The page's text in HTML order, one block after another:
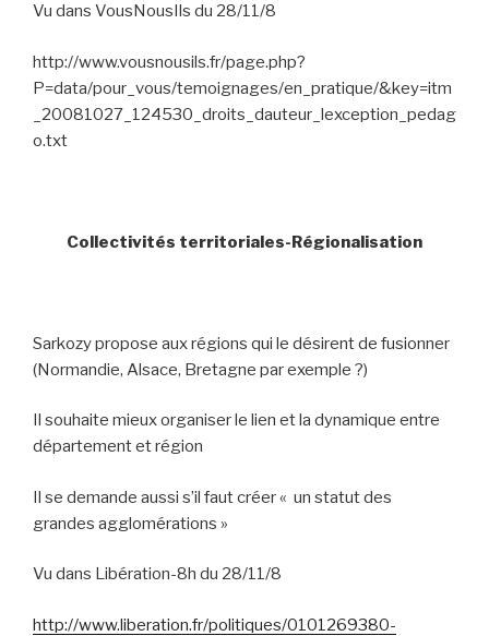
Vu dans VousNousIls du 28/11/8
http://www.vousnousils.fr/page.php?
P=data/pour_vous/temoignages/en_pratique/&key=itm
_20081027_124530_droits_dauteur_lexception_pedag
o.txt
Collectivités territoriales-Régionalisation
Sarkozy propose aux régions qui le désirent de fusionner
(Normandie, Alsace, Bretagne par exemple ?)
Il souhaite mieux organiser le lien et la dynamique entre
département et région
Il se demande aussi s’il faut créer « un statut des
grandes agglomérations »
Vu dans Libération-8h du 28/11/8
http://www.liberation.fr/politiques/0101269380-